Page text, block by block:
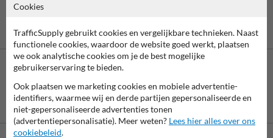
Betaling achteraf
is mogelijk
Cookies
TrafficSupply gebruikt cookies en vergelijkbare technieken. Naast
functionele cookies, waardoor de website goed werkt, plaatsen
we ook analytische cookies om je de best mogelijke
gebruikerservaring te bieden.
Ook plaatsen we marketing cookies en mobiele advertentie-
identifiers, waarmee wij en derde partijen gepersonaliseerde en
niet-gepersonaliseerde advertenties tonen
(advertentiepersonalisatie). Meer weten? Lees hier alles over ons
cookiebeleid.